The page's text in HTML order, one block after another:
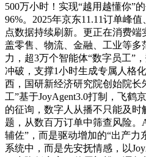
500万小时！实现“越用越懂你”
96%。2025年京东11.11订单峰
点数据持续刷新。更正在消费端
盖零售、物流、金融、工业等多
力，超3万个智能体“数字员工”
冲破，支撑1小时生成专属人格
西，国研新经济研究院创始院长
工”基于JoyAgent3.0打制，飞鹤
的征询，数字人从播不只能及时
题，从数百万订单中筛查风险
辅佐”，而是驱动增加的“出产力
系统中，而是先安抚情感，以